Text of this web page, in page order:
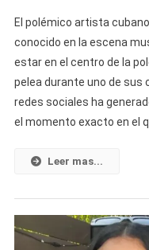
El polémico artista
conocido en la escena
estar en el centro de la
pelea durante uno de sus
redes sociales ha
el momento exacto en el
Leer mas...